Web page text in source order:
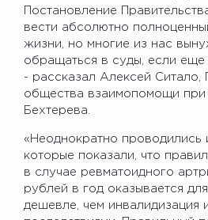
Постановление
вести абсолютно
жизни, но многие из нас
обращаться в суды, если еще
- рассказал Алексей Ситало,
общества взаимопомощи при
Бехтерева.
«Неоднократно проводились
которые показали, что
в случае ревматоидного
рублей в год оказывается
дешевле, чем инвалидизация